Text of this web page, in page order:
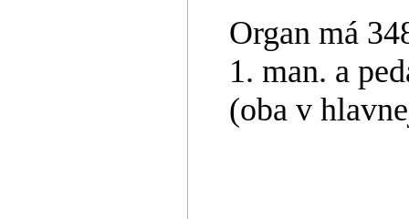
Organ má
1. man. a
(oba v